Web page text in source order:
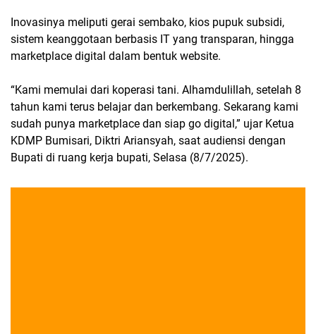
Inovasinya meliputi gerai sembako, kios pupuk subsidi,
sistem keanggotaan berbasis IT yang transparan, hingga
marketplace digital dalam bentuk website.
“Kami memulai dari koperasi tani. Alhamdulillah, setelah 8
tahun kami terus belajar dan berkembang. Sekarang kami
sudah punya marketplace dan siap go digital,” ujar Ketua
KDMP Bumisari, Diktri Ariansyah, saat audiensi dengan
Bupati di ruang kerja bupati, Selasa (8/7/2025).